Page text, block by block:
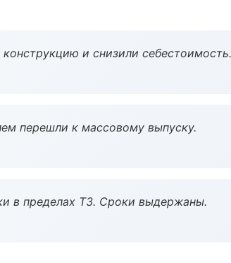
и снизили себестоимость.
перешли к массовому выпуску.
в пределах ТЗ. Сроки выдержаны.